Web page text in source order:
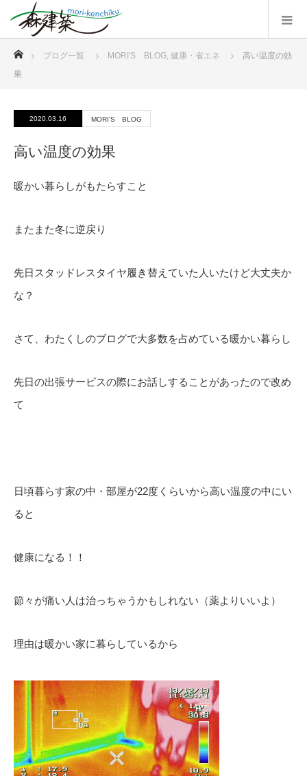
ブログ一覧 MORI'S BLOG, 健康・省エネ
高い温度の効
果
2020.03.16 MORI'S BLOG
高い温度の効果
暖かい暮らしがもたらすこと
またまた冬に逆戻り
先日スタッドレスタイヤ履き替えていた人いたけど大丈夫か
な？
さて、わたくしのブログで大多数を占めている暖かい暮らし
先日の出張サービスの際にお話しすることがあったので改め
て
日頃暮らす家の中・部屋が22度くらいから高い温度の中にい
ると
健康になる！！
節々が痛い人は治っちゃうかもしれない（薬よりいいよ）
理由は暖かい家に暮らしているから